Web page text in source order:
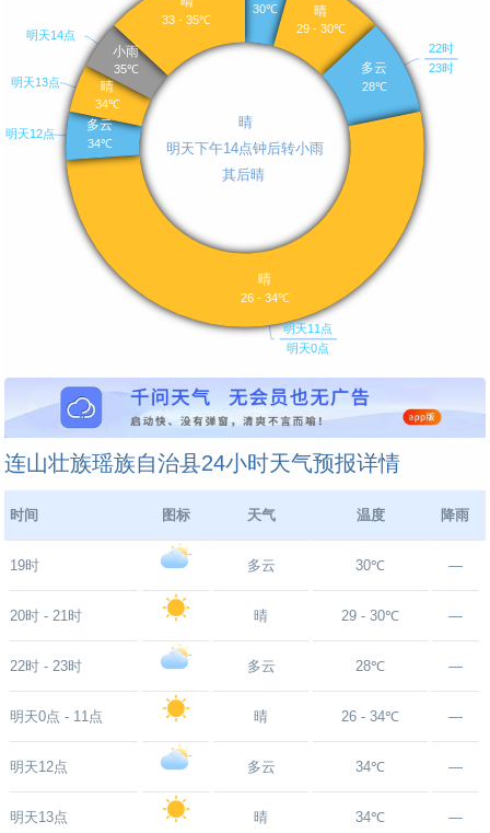
连山壮族瑶族自治县24小时天气预报详情
时间 图标 天气 温度 降雨
19时 多云 30℃ —
20时 - 21时 晴 29 - 30℃ —
22时 - 23时 多云 28℃ —
明天0点 - 11点 晴 26 - 34℃ —
明天12点 多云 34℃ —
明天13点 晴 34℃ —